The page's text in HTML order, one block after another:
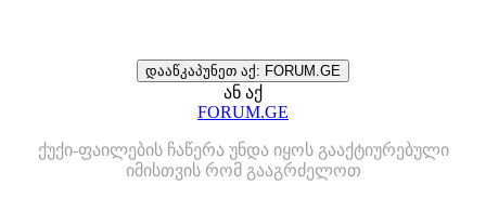
დააწკაპუნეთ აქ: FORUM.GE
ან აქ
FORUM.GE
ქუქი-ფაილების ჩაწერა უნდა იყოს გააქტიურებული
იმისთვის რომ გააგრძელოთ